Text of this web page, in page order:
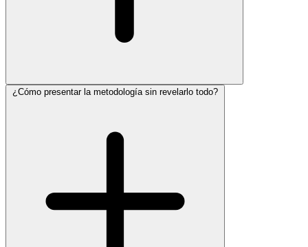
operativos. Luego su solución como respuesta cuantificada. Cuando
¿Cómo presentar la metodología sin revelarlo todo?